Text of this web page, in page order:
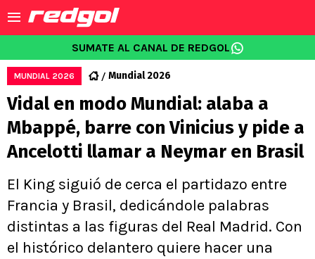
SUMATE AL CANAL DE REDGOL
MUNDIAL 2026 Mundial 2026
Vidal en modo Mundial: alaba a
Mbappé, barre con Vinicius y pide a
Ancelotti llamar a Neymar en Brasil
El King siguió de cerca el partidazo entre
Francia y Brasil, dedicándole palabras
distintas a las figuras del Real Madrid. Con
el histórico delantero quiere hacer una